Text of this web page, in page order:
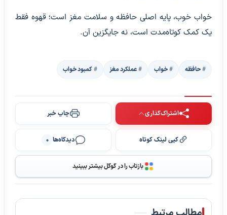
خواب خوب، پایه اصلی حافظه و سلامت مغز است؛ قهوه فقط
یک کمک کوتاه‌مدت است، نه جایگزین آن.
حافظه خواب عملکرد مغز کمبود خواب
اشتراک‌گذاری چاپ خبر
کپی لینک کوتاه دیدگاه‌ها 0
بازتاب را در گوگل بیشتر ببینید